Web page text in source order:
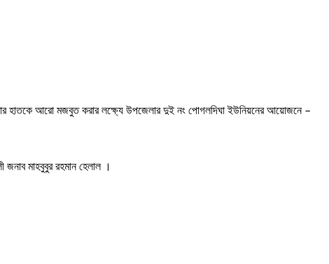
হাতকে আরো মজবুত করার লক্ষ্যে উপজেলার দুই নং পোগলদিঘা ইউনিয়নের আয়োজনে –
মাহবুবুর রহমান হেলাল ।